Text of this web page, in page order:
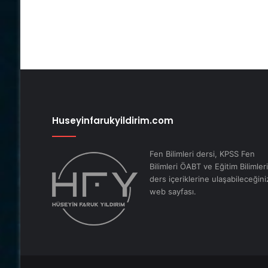
Huseyinfarukyildirim.com
Fen Bilimleri dersi, KPSS Fen
Bilimleri ÖABT ve Eğitim Bilimleri
ders içeriklerine
web sayfası.